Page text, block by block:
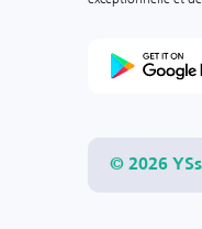
© 2026